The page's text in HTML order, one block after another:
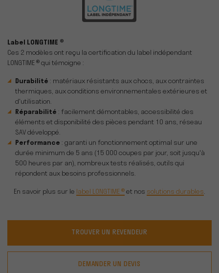
Label LONGTIME ®
Ces 2 modèles ont reçu la certification du label indépendant
LONGTIME ® qui témoigne :
Durabilité : matériaux résistants aux chocs, aux contraintes
thermiques, aux conditions environnementales extérieures et
d'utilisation.
Réparabilité : facilement démontables, accessibilité des
éléments et disponibilité des pièces pendant 10 ans, réseau
SAV développé.
Performance : garanti un fonctionnement optimal sur une
durée minimum de 5 ans (15 000 coupes par jour, soit jusqu'à
500 heures par an), nombreux tests réalisés, outils qui
répondent aux besoins professionnels.
En savoir plus sur le label LONGTIME ®et nos solutions durables.
TROUVER UN REVENDEUR
DEMANDER UN DEVIS